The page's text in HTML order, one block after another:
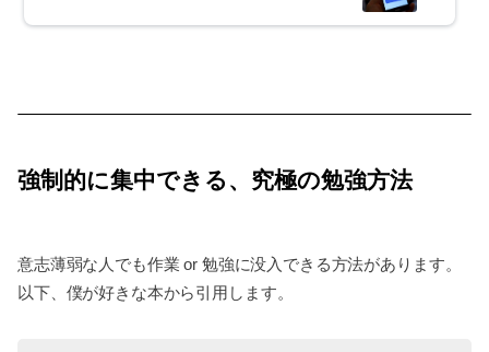
強制的に集中できる、究極の勉強方法
意志薄弱な人でも作業 or 勉強に没入できる方法があります。
以下、僕が好きな本から引用します。